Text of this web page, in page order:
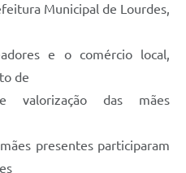
Municipal de Lourdes,
e o comércio local,
de
valorização das mães
presentes participaram